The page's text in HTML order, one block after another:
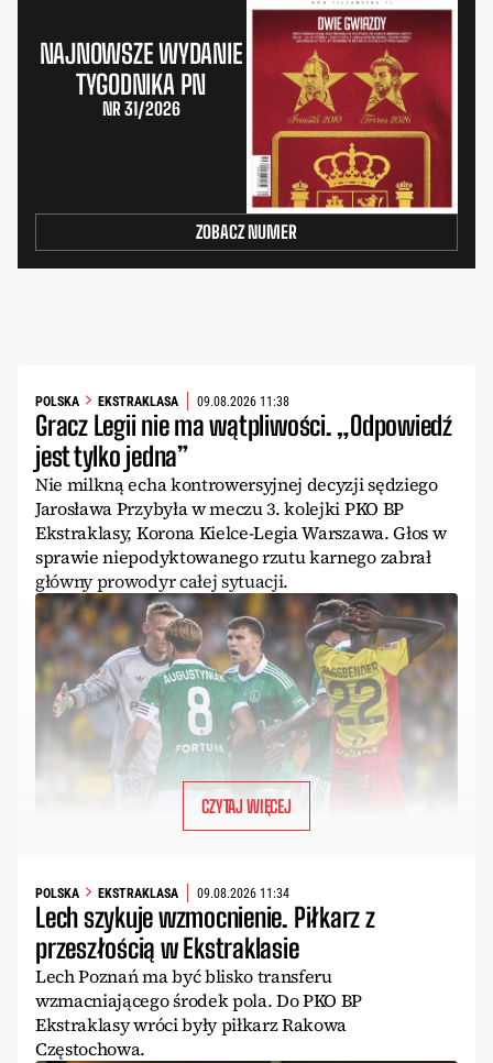
NAJNOWSZE WYDANIE
TYGODNIKA PN
NR 31/2026
ZOBACZ NUMER
POLSKA EKSTRAKLASA 09.08.2026 11:38
Gracz Legii nie ma wątpliwości. „Odpowiedź
jest tylko jedna”
Nie milkną echa kontrowersyjnej decyzji sędziego
Jarosława Przybyła w meczu 3. kolejki PKO BP
Ekstraklasy, Korona Kielce-Legia Warszawa. Głos w
sprawie niepodyktowanego rzutu karnego zabrał
główny prowodyr całej sytuacji.
CZYTAJ WIĘCEJ
POLSKA EKSTRAKLASA 09.08.2026 11:34
Lech szykuje wzmocnienie. Piłkarz z
przeszłością w Ekstraklasie
Lech Poznań ma być blisko transferu
wzmacniającego środek pola. Do PKO BP
Ekstraklasy wróci były piłkarz Rakowa
Częstochowa.